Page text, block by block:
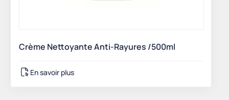
Crème Nettoyante Anti-Rayures /500ml
En savoir plus